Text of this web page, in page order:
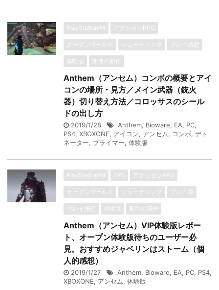
PlayStation®4 アクションRPG
オープンワールド シューティング プレイ感想
体験版 期待の新作
Anthem（アンセム）コンボの概要とアイ
コンの場所・見方／メイン武器（銃火
器）切り替え方法／コロッサスのシール
ドの出し方
2019/1/28 Anthem, Bioware, EA, PC,
PS4, XBOXONE, アイコン, アンセム, コンボ, デト
ネーター, プライマー, 体験版
PlayStation®4 TPS アクションRPG
オープンワールド シューティング プレイ中
プレイ感想 体験版 期待の新作
Anthem（アンセム）VIP体験版レポー
ト、オープン体験版待ちのユーザー必
見。おすすめジャベリンはストーム（個
人的感想）
2019/1/27 Anthem, Bioware, EA, PC, PS4,
XBOXONE, アンセム, 体験版